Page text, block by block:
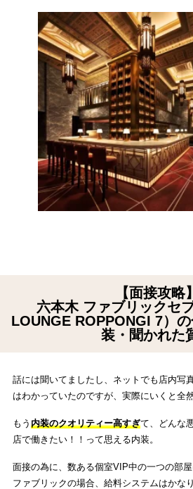
【面接攻略】
六本木 ファブリックセ
LOUNGE ROPPONGI 7）
装・聞かれた
話には聞いてましたし、ネットでも店内写
はわかっていたのですが、実際にいくと全
もう 内装のクオリティー高すぎて、どんな
店で働きたい！！って思える内装。
面接の為に、数ある個室VIP中の一つの部
ファブリックの場合、給料システムはかな